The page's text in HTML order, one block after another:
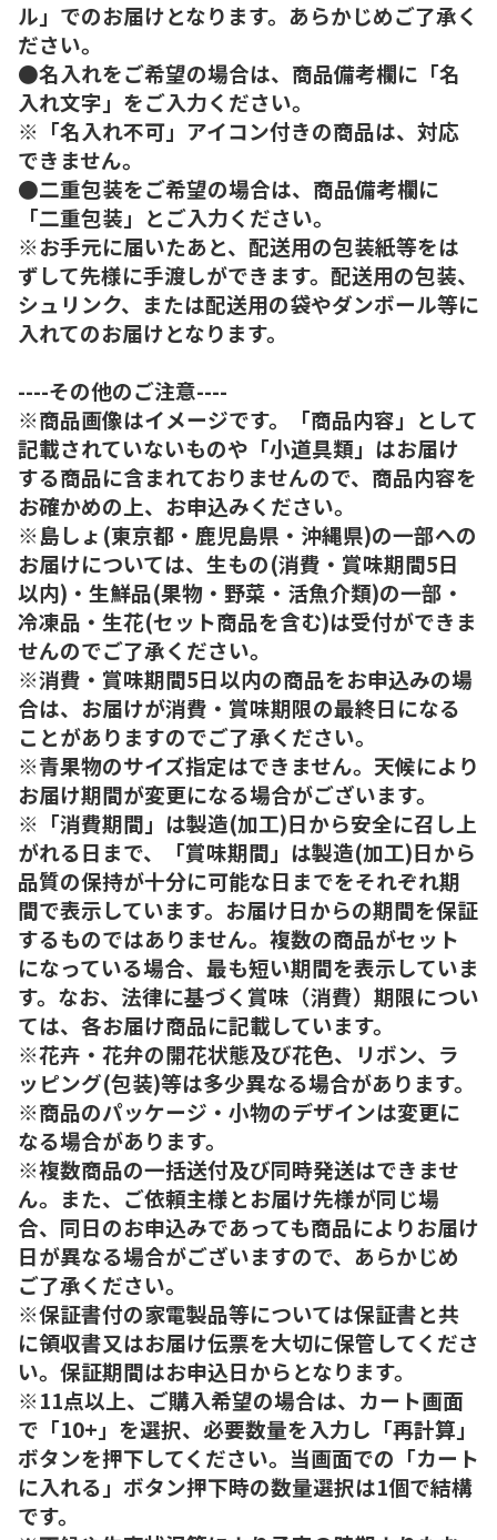
ル」でのお届けとなります。あらかじめご了承く
ださい。
●名入れをご希望の場合は、商品備考欄に「名
入れ文字」をご入力ください。
※「名入れ不可」アイコン付きの商品は、対応
できません。
●二重包装をご希望の場合は、商品備考欄に
「二重包装」とご入力ください。
※お手元に届いたあと、配送用の包装紙等をは
ずして先様に手渡しができます。配送用の包装、
シュリンク、または配送用の袋やダンボール等に
入れてのお届けとなります。
----その他のご注意----
※商品画像はイメージです。「商品内容」として
記載されていないものや「小道具類」はお届け
する商品に含まれておりませんので、商品内容を
お確かめの上、お申込みください。
※島しょ(東京都・鹿児島県・沖縄県)の一部への
お届けについては、生もの(消費・賞味期間5日
以内)・生鮮品(果物・野菜・活魚介類)の一部・
冷凍品・生花(セット商品を含む)は受付ができま
せんのでご了承ください。
※消費・賞味期間5日以内の商品をお申込みの場
合は、お届けが消費・賞味期限の最終日になる
ことがありますのでご了承ください。
※青果物のサイズ指定はできません。天候により
お届け期間が変更になる場合がございます。
※「消費期間」は製造(加工)日から安全に召し上
がれる日まで、「賞味期間」は製造(加工)日から
品質の保持が十分に可能な日までをそれぞれ期
間で表示しています。お届け日からの期間を保証
するものではありません。複数の商品がセット
になっている場合、最も短い期間を表示していま
す。なお、法律に基づく賞味（消費）期限につい
ては、各お届け商品に記載しています。
※花卉・花弁の開花状態及び花色、リボン、ラ
ッピング(包装)等は多少異なる場合があります。
※商品のパッケージ・小物のデザインは変更に
なる場合があります。
※複数商品の一括送付及び同時発送はできませ
ん。また、ご依頼主様とお届け先様が同じ場
合、同日のお申込みであっても商品によりお届け
日が異なる場合がございますので、あらかじめ
ご了承ください。
※保証書付の家電製品等については保証書と共
に領収書又はお届け伝票を大切に保管してくださ
い。保証期間はお申込日からとなります。
※11点以上、ご購入希望の場合は、カート画面
で「10+」を選択、必要数量を入力し「再計算」
ボタンを押下してください。当画面での「カート
に入れる」ボタン押下時の数量選択は1個で結構
です。